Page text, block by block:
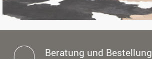
Beratung und Bestellung